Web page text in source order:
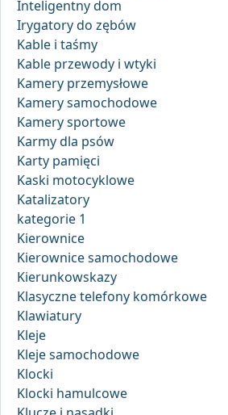
Inteligentny dom
Irygatory do zębów
Kable i taśmy
Kable przewody i wtyki
Kamery przemysłowe
Kamery samochodowe
Kamery sportowe
Karmy dla psów
Karty pamięci
Kaski motocyklowe
Katalizatory
kategorie 1
Kierownice
Kierownice samochodowe
Kierunkowskazy
Klasyczne telefony komórkowe
Klawiatury
Kleje
Kleje samochodowe
Klocki
Klocki hamulcowe